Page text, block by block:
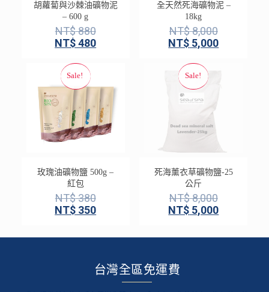
胡蘿蔔與沙棘油礦物泥
– 600 g
NT$880
NT$480
全天然死海礦物泥 –
18kg
NT$8,000
NT$ 5,000
玫瑰油礦物鹽 500g –
紅包
NT$380
NT$ 350
死海薰衣草礦物鹽-25
公斤
NT$8,000
NT$ 5,000
台灣全區免運費